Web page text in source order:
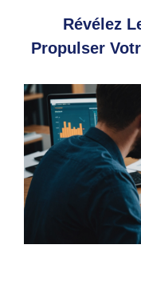
Révélez
Propulser